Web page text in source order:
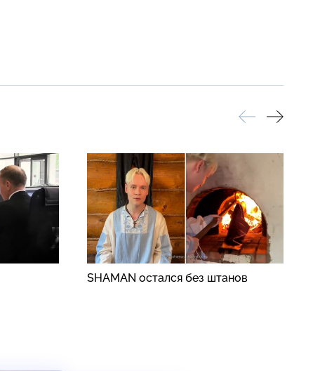
SHAMAN остался без штанов